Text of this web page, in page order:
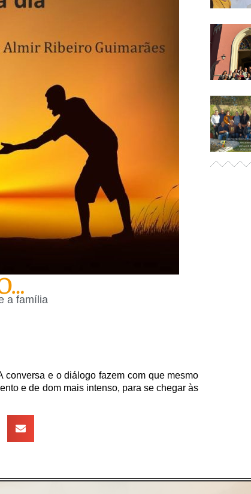
a família
e o diálogo fazem com que mesmo
e de dom mais intenso, para se chegar às